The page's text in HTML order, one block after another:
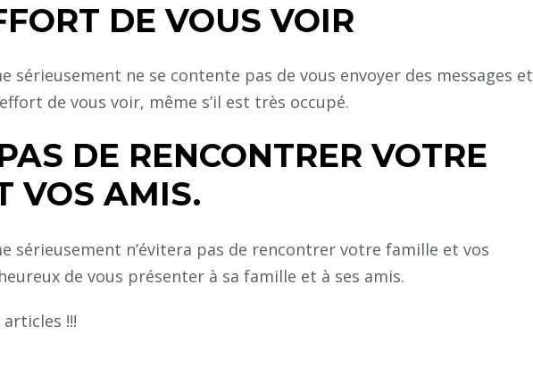
DE VOUS VOIR
sérieusement ne se contente pas de vous envoyer des messages et
de vous voir, même s’il est très occupé.
DE RENCONTRER VOTRE
VOS AMIS.
sérieusement n’évitera pas de rencontrer votre famille et vos
de vous présenter à sa famille et à ses amis.
!!!